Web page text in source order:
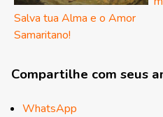
Salva tua Alma e o Amor
Samaritano!
Compartilhe com seus
WhatsApp